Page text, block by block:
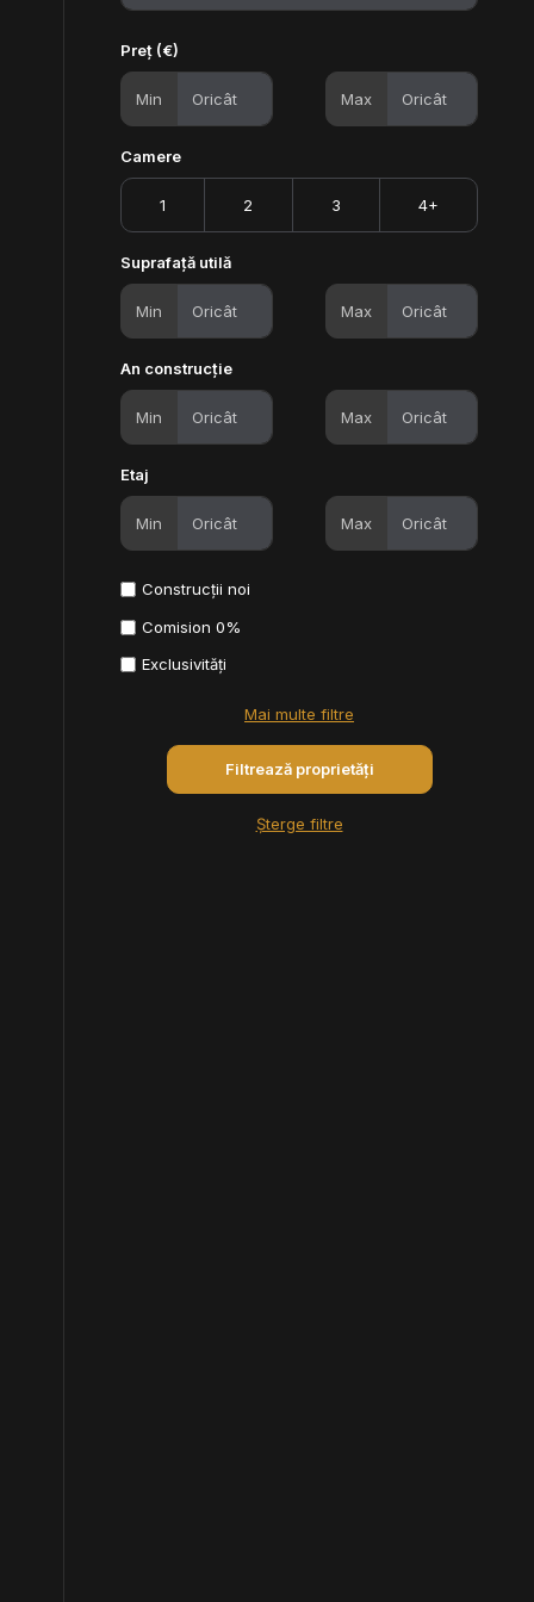
Preț (€)
Min Max
Camere
1 2 3 4+
Suprafață utilă
Min Max
An construcție
Min Max
Etaj
Min Max
Construcții noi
Comision 0%
Exclusivități
Mai multe filtre
Șterge filtre